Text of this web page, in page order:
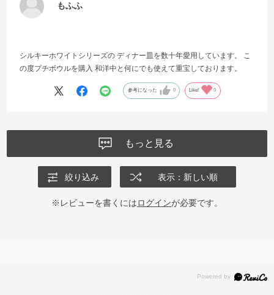
もふふ
シルキーホワイトシリーズの ディナー皿を数十年愛用しています。 こ
の度プチボウルを購入 和洋中と何にでも使えて重宝しております。
参考になった 0 Like! 0
もっと見る
絞り込み 表示：新しい順
※レビューを書くにはログインが必要です。